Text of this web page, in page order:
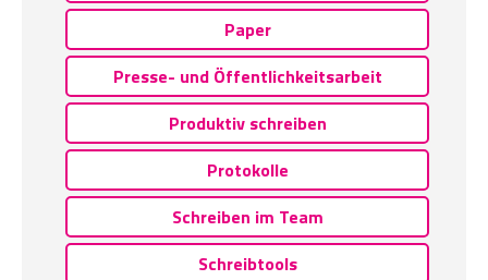
Paper
Presse- und Öffentlichkeitsarbeit
Produktiv schreiben
Protokolle
Schreiben im Team
Schreibtools